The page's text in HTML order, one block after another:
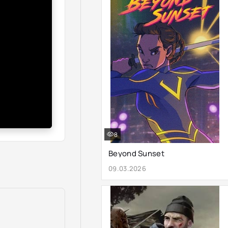
Beyond Sunset
09.03.2026
8